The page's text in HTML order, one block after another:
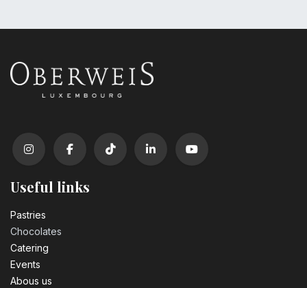
Useful links
Pastrie​s
Chocolates
Catering
Events
Abous us